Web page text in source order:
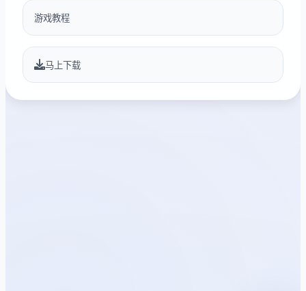
游戏教程
马上下载